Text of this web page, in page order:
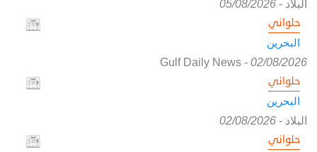
البلاد -
05/08/2026
حلواني
البحرين
Gulf Daily News- 02/08/2026
حلواني
البحرين
البلاد -
02/08/2026
حلواني